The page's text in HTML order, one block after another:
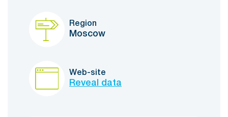
Region
Moscow
Web-site
Reveal data